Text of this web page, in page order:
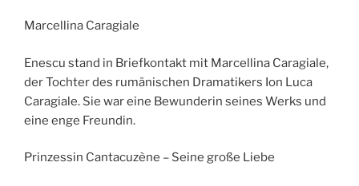
Marcellina Caragiale
Enescu stand in Briefkontakt mit Marcellina Caragiale,
der Tochter des rumänischen Dramatikers Ion Luca
Caragiale. Sie war eine Bewunderin seines Werks und
eine enge Freundin.
Prinzessin Cantacuzène – Seine große Liebe